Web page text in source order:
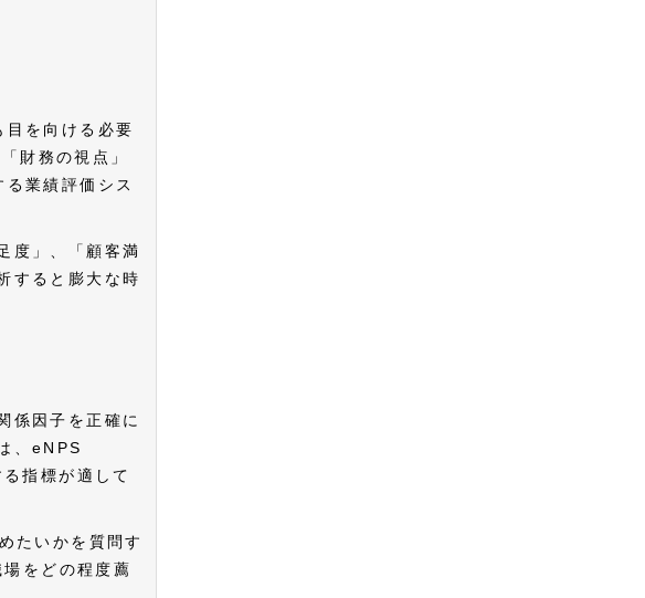
を向ける必要
財務の視点」
業績評価シス
度」、「顧客満
すると膨大な時
係因子を正確に
、eNPS
指標が適して
たいかを質問す
をどの程度薦